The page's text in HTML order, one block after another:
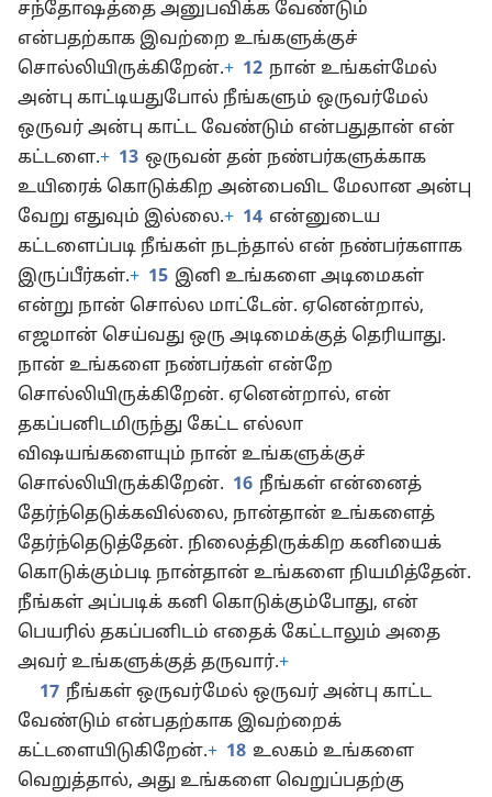
11 என்னைப் போலவே நீங்களும் நிறைவான
சந்தோஷத்தை அனுபவிக்க வேண்டும்
என்பதற்காக இவற்றை உங்களுக்குச்
சொல்லியிருக்கிறேன்.+ 12 நான் உங்கள்மேல்
அன்பு காட்டியதுபோல் நீங்களும் ஒருவர்மேல்
ஒருவர் அன்பு காட்ட வேண்டும் என்பதுதான் என்
கட்டளை.+ 13 ஒருவன் தன் நண்பர்களுக்காக
உயிரைக் கொடுக்கிற அன்பைவிட மேலான அன்பு
வேறு எதுவும் இல்லை.+ 14 என்னுடைய
கட்டளைப்படி நீங்கள் நடந்தால் என் நண்பர்களாக
இருப்பீர்கள். + 15 இனி உங்களை அடிமைகள்
என்று நான் சொல்ல மாட்டேன். ஏனென்றால்,
எஜமான் செய்வது ஒரு அடிமைக்குத் தெரியாது.
நான் உங்களை நண்பர்கள் என்றே
சொல்லியிருக்கிறேன். ஏனென்றால், என்
தகப்பனிடமிருந்து கேட்ட எல்லா
விஷயங்களையும் நான் உங்களுக்குச்
சொல்லியிருக்கிறேன். 16 நீங்கள் என்னைத்
தேர்ந்தெடுக்கவில்லை, நான்தான் உங்களைத்
தேர்ந்தெடுத்தேன். நிலைத்திருக்கிற கனியைக்
கொடுக்கும்படி நான்தான் உங்களை நியமித்தேன்.
நீங்கள் அப்படிக் கனி கொடுக்கும்போது, என்
பெயரில் தகப்பனிடம் எதைக் கேட்டாலும் அதை
அவர் உங்களுக்குத் தருவார்.+
17 நீங்கள் ஒருவர்மேல் ஒருவர் அன்பு காட்ட
வேண்டும் என்பதற்காக இவற்றைக்
கட்டளையிடுகிறேன்.+ 18 உலகம் உங்களை